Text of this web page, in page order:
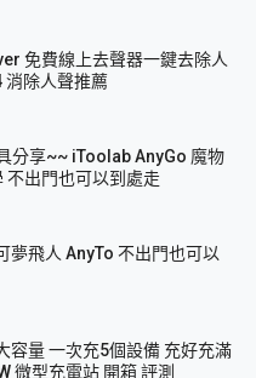
免費線上去聲器一鍵去除人
消除人聲推薦
分享~~ iToolab AnyGo 魔物
出門也可以到處走
夢飛人 AnyTo 不出門也可以
容量 一次充5個設備 充好充滿
微型充電站 開箱 評測